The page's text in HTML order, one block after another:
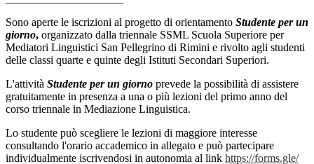
Sono aperte le iscrizioni al progetto di orientamento Studente per un
giorno, organizzato dalla triennale SSML Scuola Superiore per
Mediatori Linguistici San Pellegrino di Rimini e rivolto agli studenti
delle classi quarte e quinte degli Istituti Secondari Superiori.
L'attività Studente per un giorno prevede la possibilità di assistere
gratuitamente in presenza a una o più lezioni del primo anno del
corso triennale in Mediazione Linguistica.
Lo studente può scegliere le lezioni di maggiore interesse
consultando l'orario accademico in allegato e può partecipare
individualmente iscrivendosi in autonomia al link https://forms.gle/